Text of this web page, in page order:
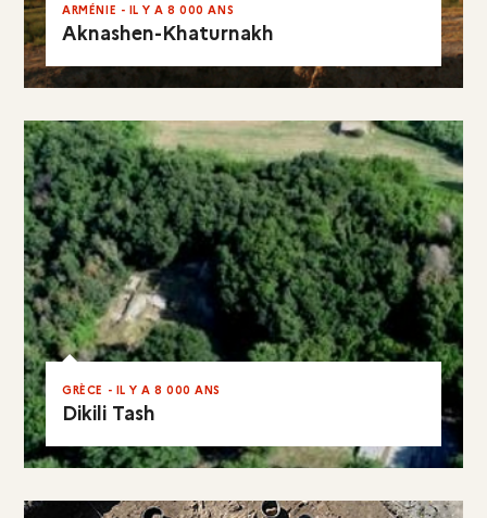
Aknashen-Khaturnakh
ARMÉNIE - IL Y A 8 000 ANS
EN RÉSUMÉ
Dikili Tash
GRÈCE - IL Y A 8 000 ANS
EN RÉSUMÉ